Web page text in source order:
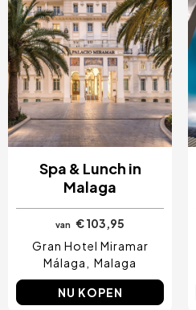
Spa & Lunch in
Malaga
van
€ 103,95
Gran Hotel Miramar
Málaga
Malaga
NU KOPEN